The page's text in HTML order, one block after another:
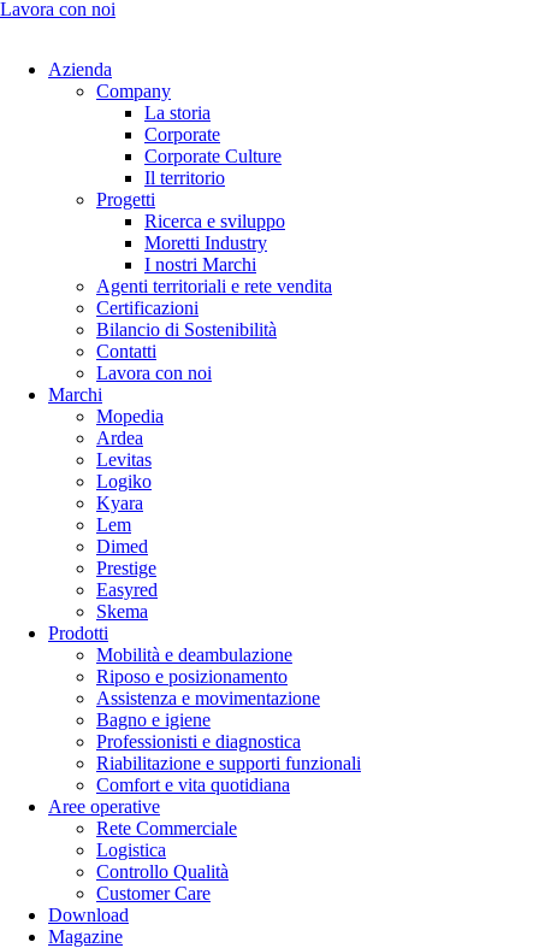
Lavora con noi
Azienda
Company
La storia
Corporate
Corporate Culture
Il territorio
Progetti
Ricerca e sviluppo
Moretti Industry
I nostri Marchi
Agenti territoriali e rete vendita
Certificazioni
Bilancio di Sostenibilità
Contatti
Lavora con noi
Marchi
Mopedia
Ardea
Levitas
Logiko
Kyara
Lem
Dimed
Prestige
Easyred
Skema
Prodotti
Mobilità e deambulazione
Riposo e posizionamento
Assistenza e movimentazione
Bagno e igiene
Professionisti e diagnostica
Riabilitazione e supporti funzionali
Comfort e vita quotidiana
Aree operative
Rete Commerciale
Logistica
Controllo Qualità
Customer Care
Download
Magazine